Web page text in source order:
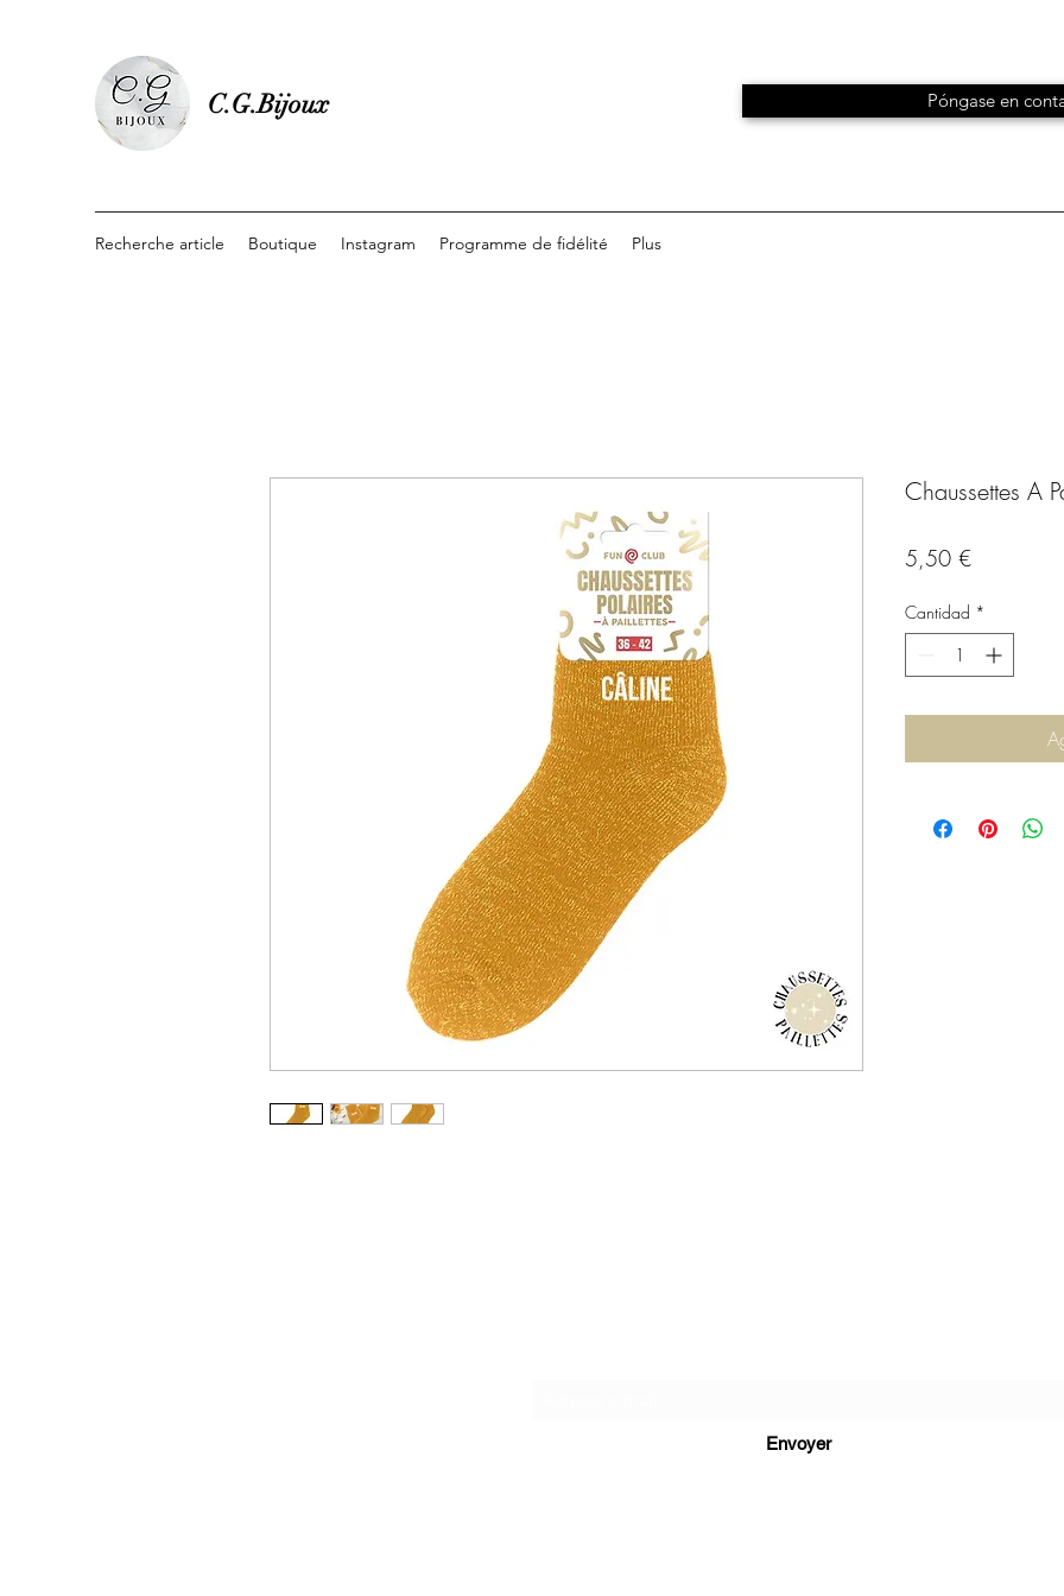
C.G.Bijoux Póngase en
Recherche article Boutique Instagram Programme de fidélité Plus
Chaussettes A
5,50 €
Cantidad *
Envoyer